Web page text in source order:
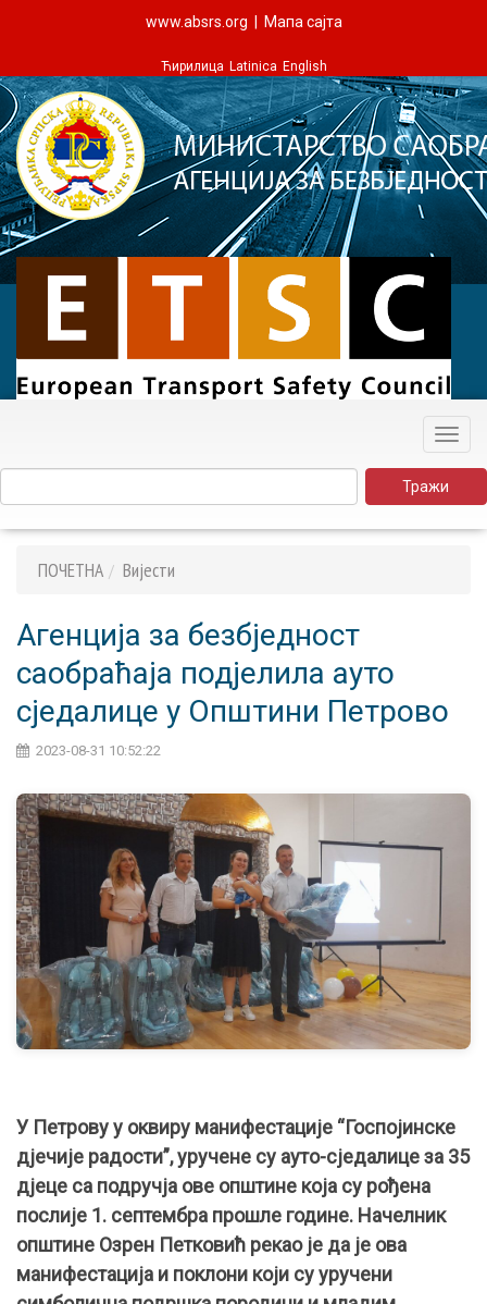
www.absrs.org Мапа сајта
Ћирилица Latinica English
ПОЧЕТНА Вијести
Агенција за безбједност
саобраћаја подјелила ауто
сједалице у Општини Петрово
2023-08-31 10:52:22
У Петрову у оквиру манифестације “Госпојинске
дјечије радости”, уручене су ауто-сједалице за 35
дјеце са подручја ове општине која су рођена
послије 1. септембра прошле године. Начелник
општине Озрен Петковић рекао је да је ова
манифестација и поклони који су уручени